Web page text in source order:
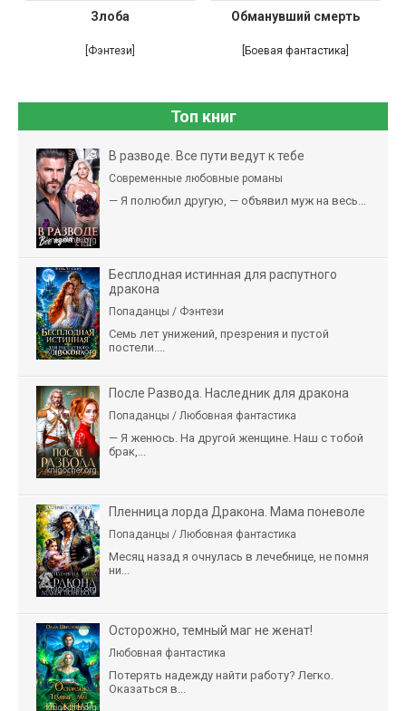
Злоба
[Фэнтези]
Обманувший смерть
[Боевая фантастика]
Топ книг
В разводе. Все пути ведут к тебе
Современные любовные романы
— Я полюбил другую, — объявил муж на весь...
Бесплодная истинная для распутного
дракона
Попаданцы / Фэнтези
Семь лет унижений, презрения и пустой
постели....
После Развода. Наследник для дракона
Попаданцы / Любовная фантастика
— Я женюсь. На другой женщине. Наш с тобой
брак,...
Пленница лорда Дракона. Мама поневоле
Попаданцы / Любовная фантастика
Месяц назад я очнулась в лечебнице, не помня
ни...
Осторожно, темный маг не женат!
Любовная фантастика
Потерять надежду найти работу? Легко.
Оказаться в...